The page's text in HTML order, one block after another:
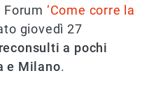
Forum ‘Come corre la
giovedì 27
a pochi
e Milano.